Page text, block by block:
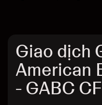
Giao dịch
American
- GABC